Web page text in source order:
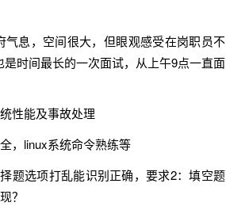
息，空间很大，但眼观感受在岗职员不
时间最长的一次面试，从上午9点一直面
性能及事故处理
，linux系统命令熟练等
题选项打乱能识别正确，要求2：填空题
？